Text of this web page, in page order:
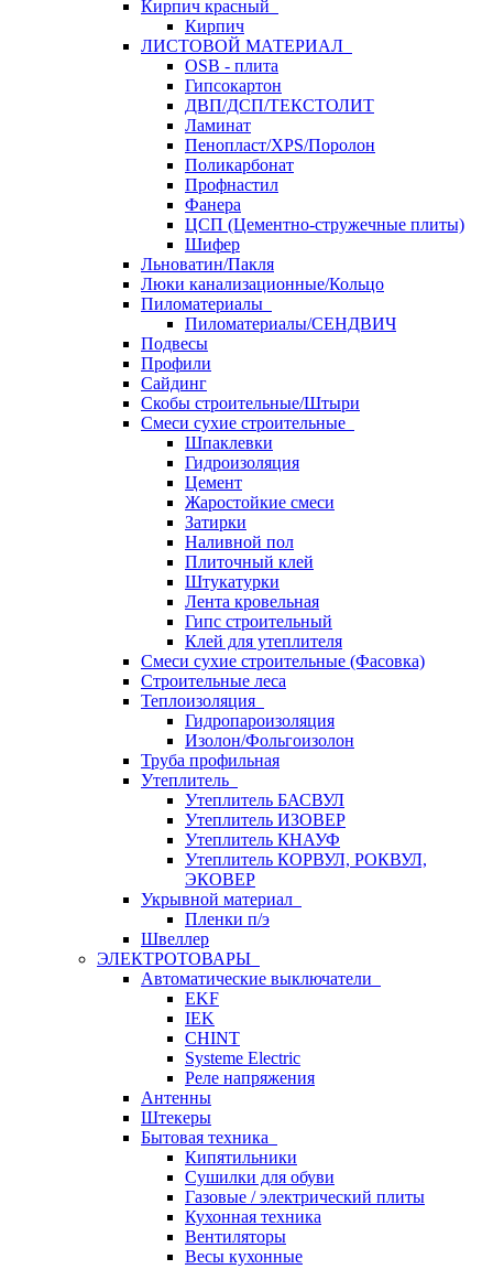
Кирпич красный
Кирпич
ЛИСТОВОЙ МАТЕРИАЛ
OSB - плита
Гипсокартон
ДВП/ДСП/ТЕКСТОЛИТ
Ламинат
Пенопласт/XPS/Поролон
Поликарбонат
Профнастил
Фанера
ЦСП (Цементно-стружечные плиты)
Шифер
Льноватин/Пакля
Люки канализационные/Кольцо
Пиломатериалы
Пиломатериалы/СЕНДВИЧ
Подвесы
Профили
Сайдинг
Скобы строительные/Штыри
Смеси сухие строительные
Шпаклевки
Гидроизоляция
Цемент
Жаростойкие смеси
Затирки
Наливной пол
Плиточный клей
Штукатурки
Лента кровельная
Гипс строительный
Клей для утеплителя
Смеси сухие строительные (Фасовка)
Строительные леса
Теплоизоляция
Гидропароизоляция
Изолон/Фольгоизолон
Труба профильная
Утеплитель
Утеплитель БАСВУЛ
Утеплитель ИЗОВЕР
Утеплитель КНАУФ
Утеплитель КОРВУЛ, РОКВУЛ,
ЭКОВЕР
Укрывной материал
Пленки п/э
Швеллер
ЭЛЕКТРОТОВАРЫ
Автоматические выключатели
EKF
IEK
CHINT
Systeme Electric
Реле напряжения
Антенны
Штекеры
Бытовая техника
Кипятильники
Сушилки для обуви
Газовые / электрический плиты
Кухонная техника
Вентиляторы
Весы кухонные